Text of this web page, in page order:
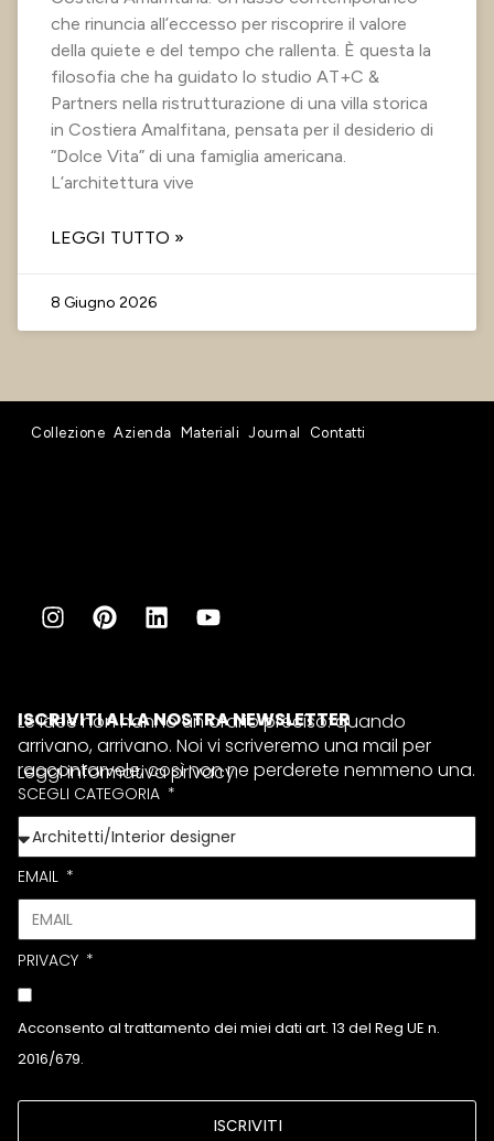
che rinuncia all’eccesso per riscoprire il valore
della quiete e del tempo che rallenta. È questa la
filosofia che ha guidato lo studio AT+C &
Partners nella ristrutturazione di una villa storica
in Costiera Amalfitana, pensata per il desiderio di
“Dolce Vita” di una famiglia americana.
L’architettura vive
LEGGI TUTTO »
8 Giugno 2026
Collezione Azienda Materiali Journal Contatti
ISCRIVITI ALLA NOSTRA NEWSLETTER
Le idee non hanno un orario preciso: quando
arrivano, arrivano. Noi vi scriveremo una mail per
raccontarvele, così non ne perderete nemmeno una.
Leggi informativa privacy.
SCEGLI CATEGORIA
EMAIL
PRIVACY
Acconsento al trattamento dei miei dati art. 13 del Reg UE n.
2016/679.
ISCRIVITI